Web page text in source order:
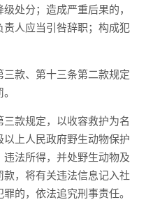
处分；造成严重后果的，
人应当引咎辞职；构成犯
款、第十三条第二款规定
款规定，以收容救护为名
上人民政府野生动物保护
法所得，并处野生动物及
，将有关违法信息记入社
的，依法追究刑事责任。